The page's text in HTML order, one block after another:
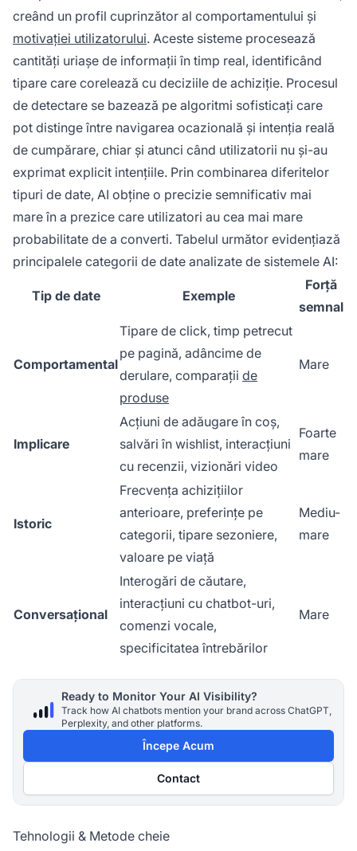
creând un profil cuprinzător al comportamentului și
motivației utilizatorului. Aceste sisteme procesează
cantități uriașe de informații în timp real, identificând
tipare care corelează cu deciziile de achiziție. Procesul
de detectare se bazează pe algoritmi sofisticați care
pot distinge între navigarea ocazională și intenția reală
de cumpărare, chiar și atunci când utilizatorii nu și-au
exprimat explicit intențiile. Prin combinarea diferitelor
tipuri de date, AI obține o precizie semnificativ mai
mare în a prezice care utilizatori au cea mai mare
probabilitate de a converti. Tabelul următor evidențiază
principalele categorii de date analizate de sistemele AI:
Tip de date Exemple
Forță
semnal
Comportamental
Tipare de click, timp petrecut
pe pagină, adâncime de
derulare, comparații de
produse
Mare
Implicare
Acțiuni de adăugare în coș,
salvări în wishlist, interacțiuni
cu recenzii, vizionări video
Foarte
mare
Istoric
Frecvența achizițiilor
anterioare, preferințe pe
categorii, tipare sezoniere,
valoare pe viață
Mediu-
mare
Conversațional
Interogări de căutare,
interacțiuni cu chatbot-uri,
comenzi vocale,
specificitatea întrebărilor
Mare
Ready to Monitor Your AI Visibility?
Track how AI chatbots mention your brand across ChatGPT,
Perplexity, and other platforms.
Începe Acum
Contact
Tehnologii & Metode cheie